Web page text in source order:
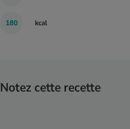
180 kcal
Notez cette recette